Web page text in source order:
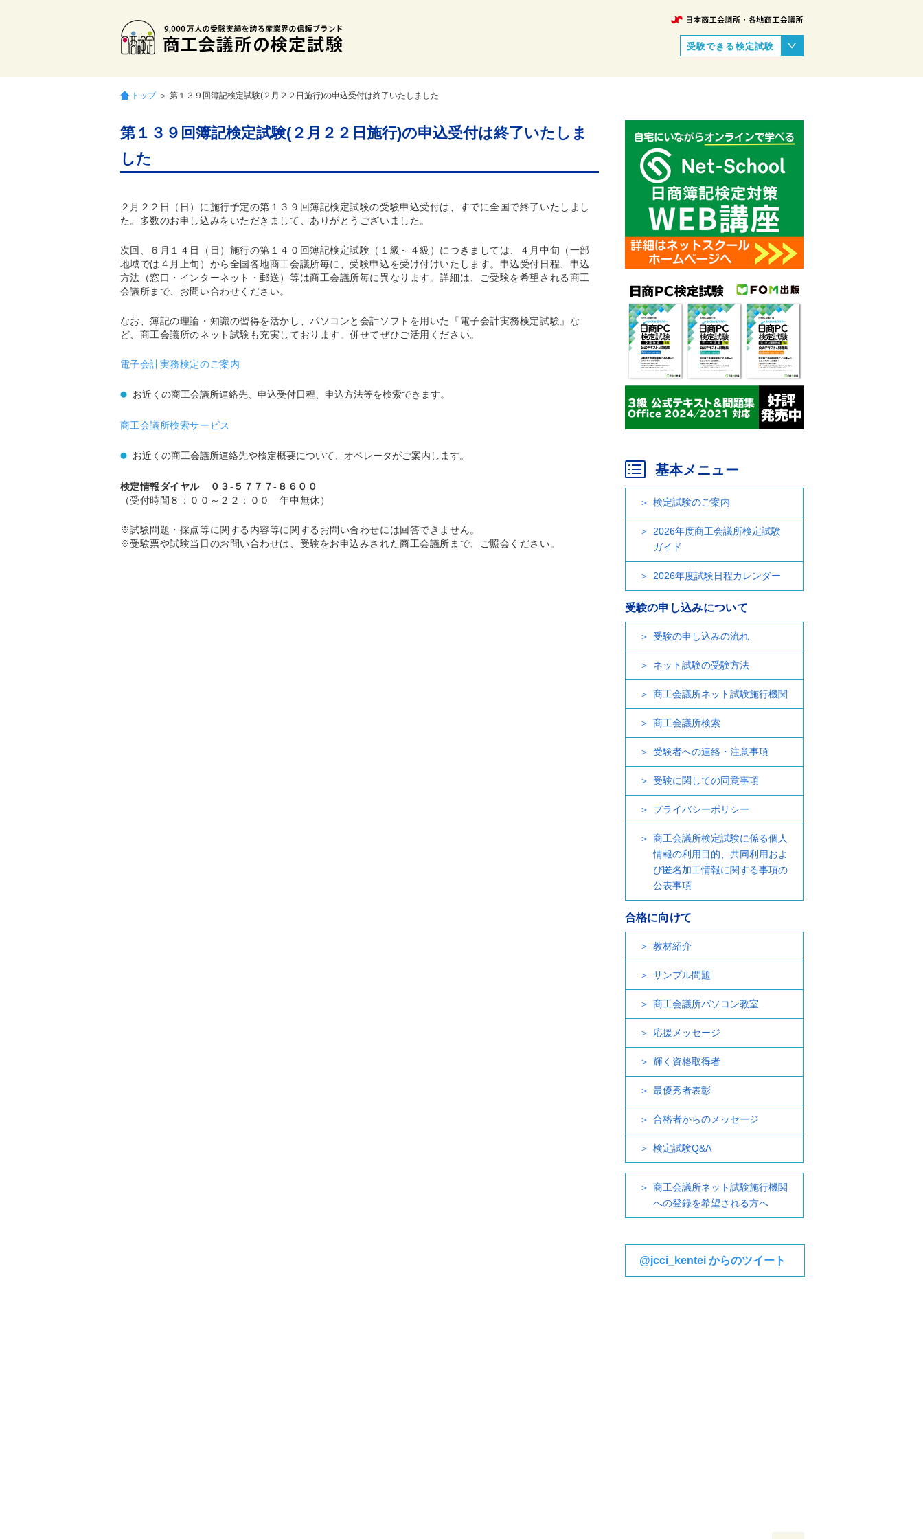
受験できる検定試験
トップ ＞ 第１３９回簿記検定試験(２月２２日施行)の申込受付は終了いたしました
第１３９回簿記検定試験(２月２２日施行)の申込受付は終了いたしま
した
２月２２日（日）に施行予定の第１３９回簿記検定試験の受験申込受付は、すでに全国で終了いたしまし
た。多数のお申し込みをいただきまして、ありがとうございました。
次回、６月１４日（日）施行の第１４０回簿記検定試験（１級～４級）につきましては、４月中旬（一部
地域では４月上旬）から全国各地商工会議所毎に、受験申込を受け付けいたします。申込受付日程、申込
方法（窓口・インターネット・郵送）等は商工会議所毎に異なります。詳細は、ご受験を希望される商工
会議所まで、お問い合わせください。
なお、簿記の理論・知識の習得を活かし、パソコンと会計ソフトを用いた『電子会計実務検定試験』な
ど、商工会議所のネット試験も充実しております。併せてぜひご活用ください。
電子会計実務検定のご案内
お近くの商工会議所連絡先、申込受付日程、申込方法等を検索できます。
商工会議所検索サービス
お近くの商工会議所連絡先や検定概要について、オペレータがご案内します。
検定情報ダイヤル ０３-５７７７-８６００
（受付時間８：００～２２：００ 年中無休）
※試験問題・採点等に関する内容等に関するお問い合わせには回答できません。
※受験票や試験当日のお問い合わせは、受験をお申込みされた商工会議所まで、ご照会ください。
基本メニュー
検定試験のご案内
2026年度商工会議所検定試験
ガイド
2026年度試験日程カレンダー
受験の申し込みについて
受験の申し込みの流れ
ネット試験の受験方法
商工会議所ネット試験施行機関
商工会議所検索
受験者への連絡・注意事項
受験に関しての同意事項
プライバシーポリシー
商工会議所検定試験に係る個人
情報の利用目的、共同利用およ
び匿名加工情報に関する事項の
公表事項
合格に向けて
教材紹介
サンプル問題
商工会議所パソコン教室
応援メッセージ
輝く資格取得者
最優秀者表彰
合格者からのメッセージ
検定試験Q&A
商工会議所ネット試験施行機関
への登録を希望される方へ
@jcci_kentei からのツイート